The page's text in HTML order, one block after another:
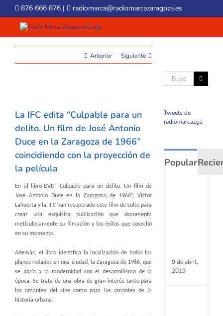
876 666 876 | radiomarca@radiomarcazaragoza.es
Anterior Siguiente
Image
La IFC edita “Culpable para un
delito. Un film de José Antonio
Duce en la Zaragoza de 1966”
coincidiendo con la proyección de
la película
En el libro-DVD “Culpable para un delito. Un film de
José Antonio Duce en la Zaragoza de 1966”, Víctor
Lahuerta y la IFC han recuperado este film de culto para
crear una exquisita publicación que documenta
meticulosamente su filmación y los éxitos que cosechó
en su momento.
Además, el libro identifica la localización de todos los
planos rodados en una ciudad, la Zaragoza de 1966, que
se abría a la modernidad con el desarrollismo de la
época. Se trata de una obra de gran interés tanto para
los amantes del cine como para los amantes de la
historia urbana.
Buscar
Tweets de
radiomarcazgz
Popular
9 de abril,
2019